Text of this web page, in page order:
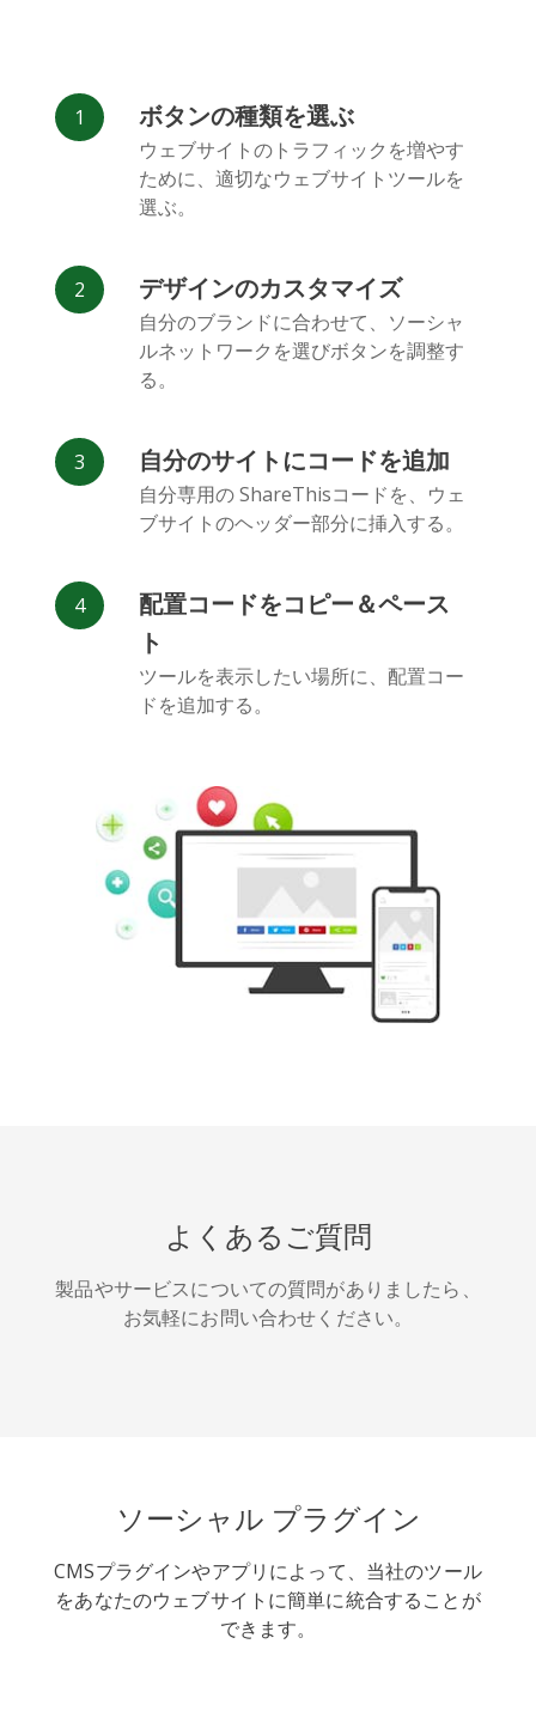
Facebook
Messenger
Odnoklassniki
Vk Blogger Snapchat
Evernote
Google
Bookmarks
アイオー
カカオ
キンディ
ボタンの種類を選ぶ
ウェブサイトのトラフィックを増やす
ために、適切なウェブサイトツールを
選ぶ。
デザインのカスタマイズ
自分のブランドに合わせて、ソーシャ
ルネットワークを選びボタンを調整す
る。
自分のサイトにコードを追加
自分専用の ShareThisコードを、ウェ
ブサイトのヘッダー部分に挿入する。
配置コードをコピー＆ペース
ト
ツールを表示したい場所に、配置コー
ドを追加する。
よくあるご質問
製品やサービスについての質問がありましたら、
お気軽にお問い合わせください。
ソーシャル プラグイン
CMSプラグインやアプリによって、当社のツール
をあなたのウェブサイトに簡単に統合することが
できます。